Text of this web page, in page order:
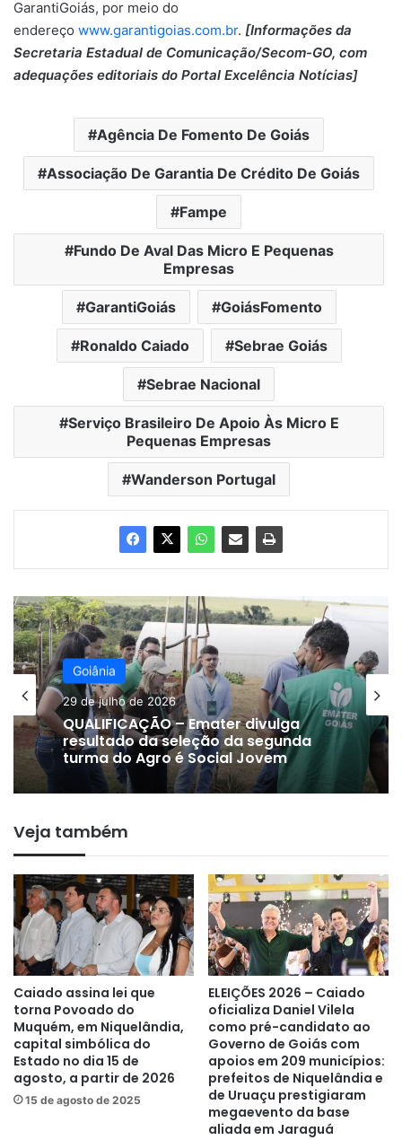
GarantiGoiás, por meio do
endereço www.garantigoias.com.br. [Informações da
Secretaria Estadual de Comunicação/Secom-GO, com
adequações editoriais do Portal Excelência Notícias]
Agência De Fomento De Goiás
Associação De Garantia De Crédito De Goiás
Fampe
Fundo De Aval Das Micro E Pequenas
Empresas
GarantiGoiás GoiásFomento
Ronaldo Caiado Sebrae Goiás
Sebrae Nacional
Serviço Brasileiro De Apoio Às Micro E
Pequenas Empresas
Wanderson Portugal
Goiânia
29 de julho de 2026
QUALIFICAÇÃO – Emater divulga
resultado da seleção da segunda
turma do Agro é Social Jovem
Veja também
Caiado assina lei que
torna Povoado do
Muquém, em Niquelândia,
capital simbólica do
Estado no dia 15 de
agosto, a partir de 2026
15 de agosto de 2025
ELEIÇÕES 2026 – Caiado
oficializa Daniel Vilela
como pré-candidato ao
Governo de Goiás com
apoios em 209 municípios:
prefeitos de Niquelândia e
de Uruaçu prestigiaram
megaevento da base
aliada em Jaraguá